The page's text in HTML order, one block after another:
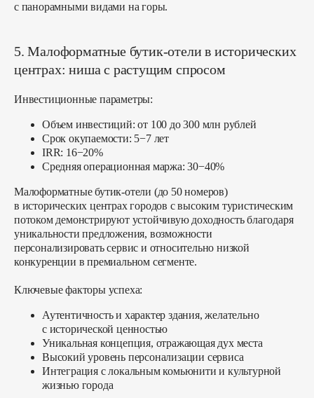
с панорамными видами на горы.
5. Малоформатные бутик-отели в исторических
центрах: ниша с растущим спросом
Инвестиционные параметры:
Объем инвестиций: от 100 до 300 млн рублей
Срок окупаемости: 5−7 лет
IRR: 16−20%
Средняя операционная маржа: 30−40%
Малоформатные бутик-отели (до 50 номеров)
в исторических центрах городов с высоким туристическим
потоком демонстрируют устойчивую доходность благодаря
уникальности предложения, возможности
персонализировать сервис и относительно низкой
конкуренции в премиальном сегменте.
Ключевые факторы успеха:
Аутентичность и характер здания, желательно
с исторической ценностью
Уникальная концепция, отражающая дух места
Высокий уровень персонализации сервиса
Интеграция с локальным комьюнити и культурной
жизнью города